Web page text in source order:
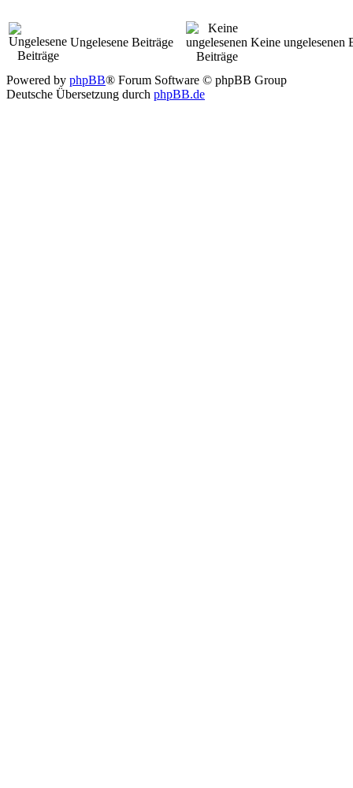
Ungelesene Beiträge Keine ungelesenen
Powered by phpBB® Forum Software © phpBB Group
Deutsche Übersetzung durch phpBB.de